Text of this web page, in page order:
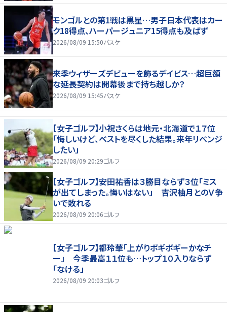
モンゴルとの第1戦は黒星…男子日本代表はカー
ク18得点、ハーパージュニア15得点も及ばず
2026/08/09 15:50バスケ
来季ウィザーズデビューを飾るデイビス…超巨額
な延長契約は開幕後まで持ち越しか？
2026/08/09 15:45バスケ
【女子ゴルフ】小祝さくらは地元・北海道で１７位
「悔しいけど、ベストを尽くした結果。来年リベンジ
したい」
2026/08/09 20:29ゴルフ
【女子ゴルフ】安田祐香は３勝目ならず３位「ミス
が出てしまった。悔いはない」 吉沢柚月とのＶ争
いで敗れる
2026/08/09 20:06ゴルフ
【女子ゴルフ】都玲華「上がりボギボギーかなチ
ー」 今季最高１１位も…トップ１０入りならず
「なける」
2026/08/09 20:03ゴルフ